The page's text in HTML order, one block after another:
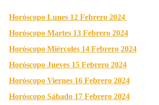
Horóscopo Lunes 12 Febrero 2024
Horóscopo Martes 13 Febrero 2024
Horóscopo Miércoles 14 Febrero 2024
Horóscopo Jueves 15 Febrero 2024
Horóscopo Viernes 16 Febrero 2024
Horóscopo Sábado 17 Febrero 2024